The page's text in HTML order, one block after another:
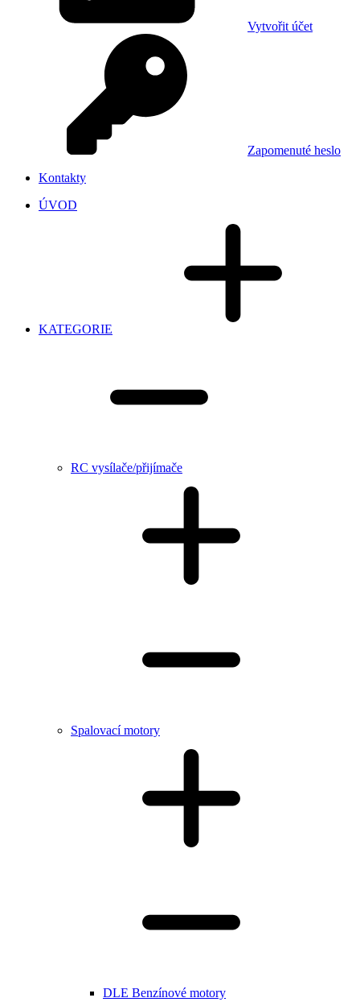
Vytvořit účet
Zapomenuté heslo
Kontakty
ÚVOD
KATEGORIE
RC vysílače/přijímače
Spalovací motory
DLE Benzínové motory